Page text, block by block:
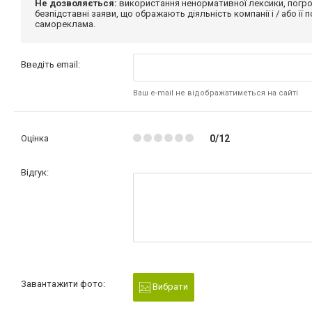
Не дозволяється: використання ненормативної лексики,
безпідставні заяви, що ображають діяльність компанії і / або
самореклама.
Введіть email:
Ваш e-mail не відображатиметься на сайті
Оцінка 0/12
Відгук:
Завантажити фото: Вибрати